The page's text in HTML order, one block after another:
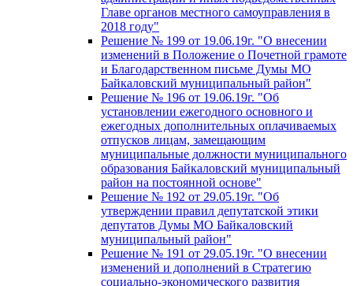
Главе органов местного самоуправления в
2018 году"
Решение № 199 от 19.06.19г. "О внесении
изменений в Положение о Почетной грамоте
и Благодарственном письме Думы МО
Байкаловский муниципальный район"
Решение № 196 от 19.06.19г. "Об
установлении ежегодного основного и
ежегодных дополнительных оплачиваемых
отпусков лицам, замещающим
муниципальные должности муниципального
образования Байкаловский муниципальный
район на постоянной основе"
Решение № 192 от 29.05.19г. "Об
утверждении правил депутатской этики
депутатов Думы МО Байкаловский
муниципальный район"
Решение № 191 от 29.05.19г. "О внесении
изменений и дополнений в Стратегию
социально-экономического развития